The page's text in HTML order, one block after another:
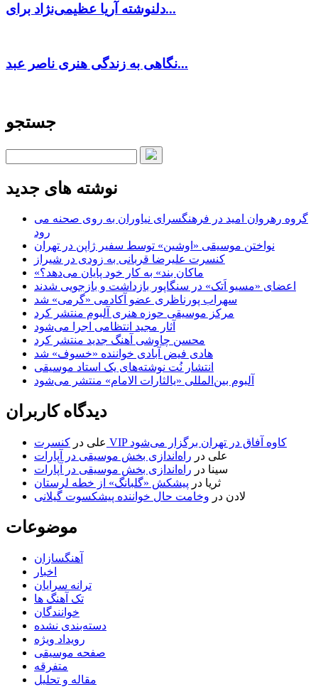
دلنوشته آریا عظیمی‌نژاد برای...
نگاهی به زندگی هنری ناصر عبد...
جستجو
نوشته های جدید
گروه رهروان امید در فرهنگسرای نیاوران به روی صحنه می
رود
نواختن موسیقی «اوشین» توسط سفیر ژاپن در تهران
کنسرت علیرضا قربانی به زودی در شیراز
«ماکان بند» به کار خود پایان می‌دهد؟
اعضای «مسیو اَتک» در سنگاپور بازداشت و بازجویی شدند
سهراب پورناظری عضو آکادمی «گرمی» شد
مرکز موسیقی حوزه هنری آلبوم منتشر کرد
آثار مجید انتظامی اجرا می‌شود
محسن چاوشی آهنگ جدید منتشر کرد
هادی فیض آبادی خواننده «خسوف» شد
انتشار نُت نوشته‌های یک استاد موسیقی
آلبوم بین‌المللی «یالثارات الامام» منتشر می‌شود
دیدگاه کاربران
علی در
کنسرت VIP کاوه آفاق در تهران برگزار می‌شود
علی در راه‌اندازی بخش موسیقی در آپارات
سینا در راه‌اندازی بخش موسیقی در آپارات
ثریا در پیشکش «گلبانگ» از خطه لرستان
لادن در وخامت حال خواننده پیشکسوت گیلانی
موضوعات
آهنگسازان
اخبار
ترانه سرایان
تک آهنگ ها
خوانندگان
دسته‌بندی نشده
رویداد ویژه
صفحه موسیقی
متفرقه
مقاله و تحلیل